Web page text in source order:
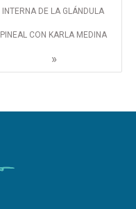
INTERNA DE LA GLÁNDULA
PINEAL CON KARLA MEDINA
»